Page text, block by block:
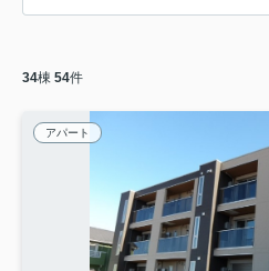
34棟 54件
アパート